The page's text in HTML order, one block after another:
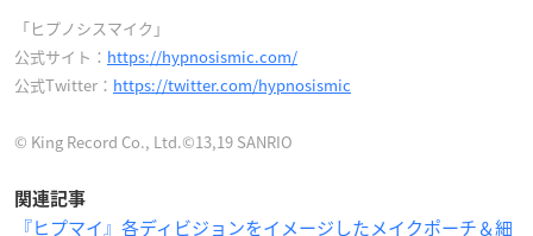
「ヒプノシスマイク」
公式サイト： https://hypnosismic.com/
公式Twitter： https://twitter.com/hypnosismic
© King Record Co., Ltd.©13,19 SANRIO
関連記事
『ヒプマイ』各ディビジョンをイメージしたメイクポーチ＆細